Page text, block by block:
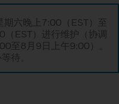
六晚上7:00（EST）至
EST）进行维护（协调
至8月9日上午9:00）。
待。